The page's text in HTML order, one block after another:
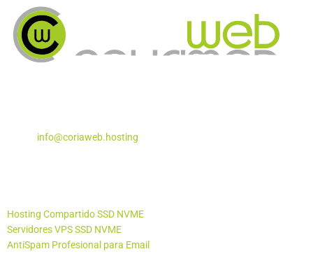
info@coriaweb.hosting
Hosting Compartido SSD NVME
Servidores VPS SSD NVME
AntiSpam Profesional para Email